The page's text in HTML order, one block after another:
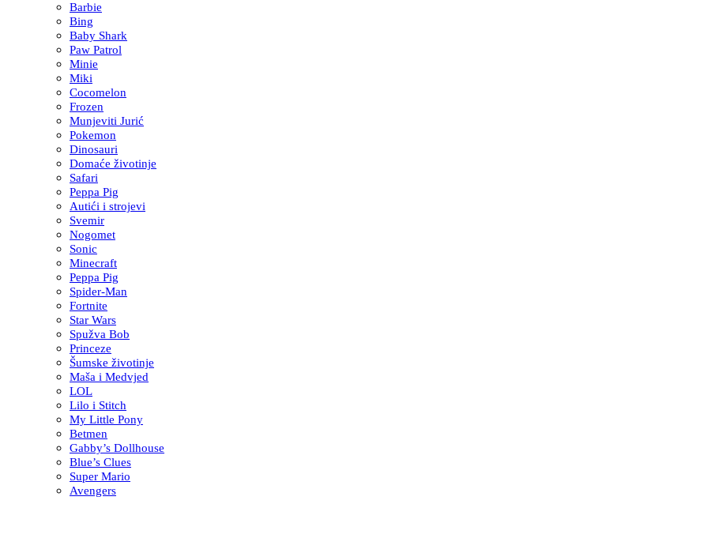
Barbie
Bing
Baby Shark
Paw Patrol
Minie
Miki
Cocomelon
Frozen
Munjeviti Jurić
Pokemon
Dinosauri
Domaće životinje
Safari
Peppa Pig
Autići i strojevi
Svemir
Nogomet
Sonic
Minecraft
Peppa Pig
Spider-Man
Fortnite
Star Wars
Spužva Bob
Princeze
Šumske životinje
Maša i Medvjed
LOL
Lilo i Stitch
My Little Pony
Betmen
Gabby’s Dollhouse
Blue’s Clues
Super Mario
Avengers